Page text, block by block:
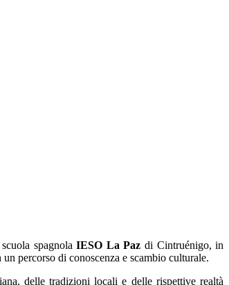
spagnolaIESO La Paz di Cintruénigo, in
percorso di conoscenza e scambio culturale.
delle tradizioni locali e delle rispettive realtà